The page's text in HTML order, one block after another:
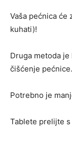
Vaša pećnica će
kuhati)!
Druga metoda
čišćenje pećnice.
Potrebno je
Tablete prelijte